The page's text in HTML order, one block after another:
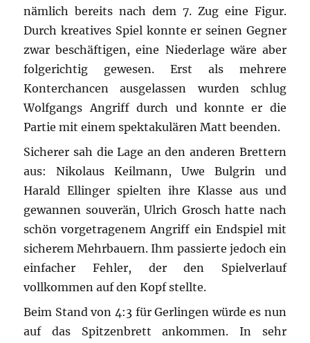
nämlich bereits nach dem 7. Zug eine Figur.
Durch kreatives Spiel konnte er seinen Gegner
zwar beschäftigen, eine Niederlage wäre aber
folgerichtig gewesen. Erst als mehrere
Konterchancen ausgelassen wurden schlug
Wolfgangs Angriff durch und konnte er die
Partie mit einem spektakulären Matt beenden.
Sicherer sah die Lage an den anderen Brettern
aus: Nikolaus Keilmann, Uwe Bulgrin und
Harald Ellinger spielten ihre Klasse aus und
gewannen souverän, Ulrich Grosch hatte nach
schön vorgetragenem Angriff ein Endspiel mit
sicherem Mehrbauern. Ihm passierte jedoch ein
einfacher Fehler, der den Spielverlauf
vollkommen auf den Kopf stellte.
Beim Stand von 4:3 für Gerlingen würde es nun
auf das Spitzenbrett ankommen. In sehr